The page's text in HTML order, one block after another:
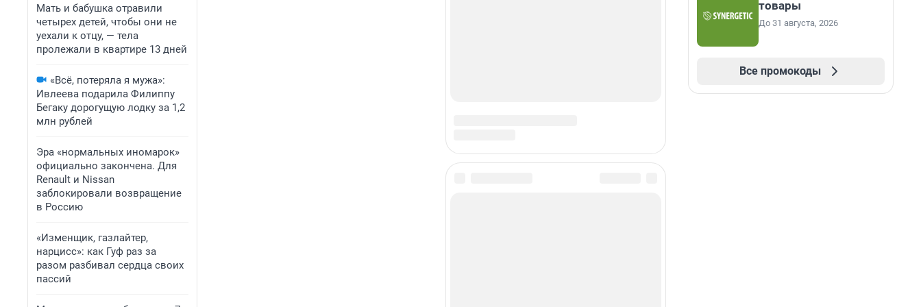
Мать и бабушка отравили
четырех детей, чтобы они не
уехали к отцу, — тела
пролежали в квартире 13 дней
«Всё, потеряла я мужа»:
Ивлеева подарила Филиппу
Бегаку дорогущую лодку за 1,2
млн рублей
Эра «нормальных иномарок»
официально закончена. Для
Renault и Nissan
заблокировали возвращение
в Россию
«Изменщик, газлайтер,
нарцисс»: как Гуф раз за
разом разбивал сердца своих
пассий
товары
До 31 августа, 2026
Все промокоды